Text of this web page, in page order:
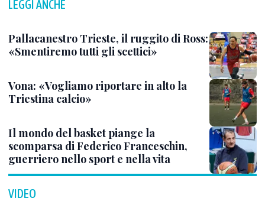
LEGGI ANCHE
Pallacanestro Trieste, il ruggito di Ross:
«Smentiremo tutti gli scettici»
Vona: «Vogliamo riportare in alto la
Triestina calcio»
Il mondo del basket piange la
scomparsa di Federico Franceschin,
guerriero nello sport e nella vita
VIDEO